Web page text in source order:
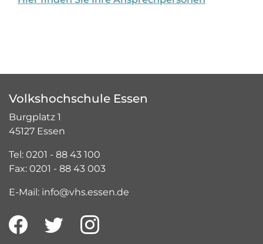
Volkshochschule Essen
Burgplatz 1
45127 Essen
Tel: 0201 - 88 43 100
Fax: 0201 - 88 43 003
E-Mail: info@vhs.essen.de